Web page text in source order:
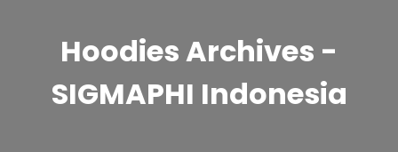
Hoodies Archives -
SIGMAPHI Indonesia